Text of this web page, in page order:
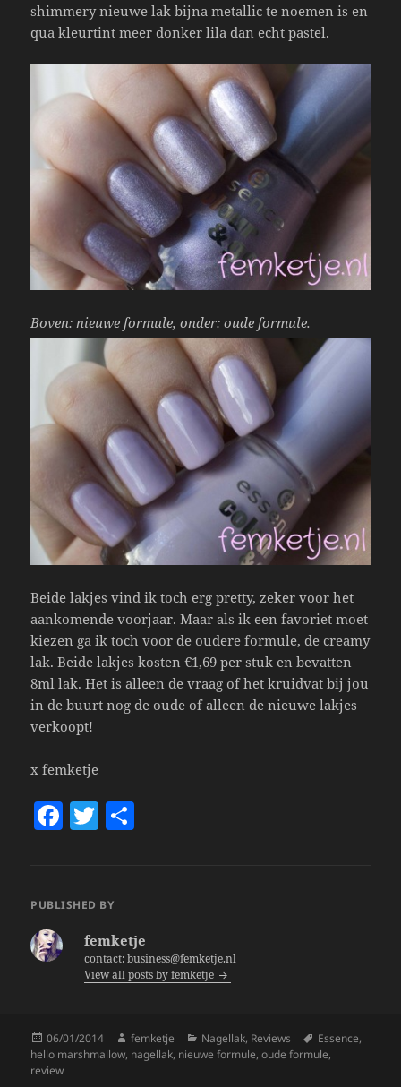
shimmery nieuwe lak bijna metallic te noemen is en
qua kleurtint meer donker lila dan echt pastel.
Boven: nieuwe formule, onder: oude formule.
Beide lakjes vind ik toch erg pretty, zeker voor het
aankomende voorjaar. Maar als ik een favoriet moet
kiezen ga ik toch voor de oudere formule, de creamy
lak. Beide lakjes kosten €1,69 per stuk en bevatten
8ml lak. Het is alleen de vraag of het kruidvat bij jou
in de buurt nog de oude of alleen de nieuwe lakjes
verkoopt!
x femketje
F
e
T
er
PUBLISHED BY
femketje
contact: business@femketje.nl
View all posts by femketje
Posted
on
06/01/2014 Author
femketje Categories
Nagellak, Reviews Tags
Essence,
hello marshmallow, nagellak, nieuwe formule,oude formule,
review